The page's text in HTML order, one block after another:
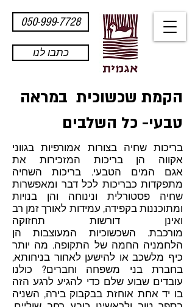
050-999-7728
כתבו לנו
הקמת שכשוכית במראה
טבעי- כל השלבים
בריכות שחיה בצורות אמורפיות בגווני
אקווה הן בריכות המזכירות את
אגם המים הטבעי. בריכות השחיה
מתפקדות כבריכות לכל דבר ומאפשרות
שחיה פסטורלית ונינוחה והן בנויות
ומתוכננות בקפידה, עמידות לאורך זמן רב
ואינן דורשות תחזוקה
מורכבת. השכשוכיות המעוצבות הן
הלחמניה החמה של התקופה. מה יותר
כיף מלשכב או להישען לאחור בניחותא,
בחברת בני משפחה וחברים? כולנו
עובדים שבוע שלם כדי להגיע לרגע הזה
בו יד אחת אוחזת בבקבוק בירה, השניה